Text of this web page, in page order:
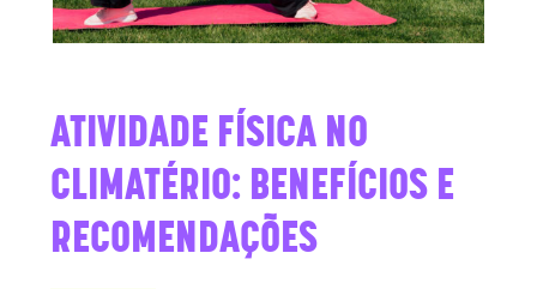
ATIVIDADE FÍSICA NO
CLIMATÉRIO: BENEFÍCIOS E
RECOMENDAÇÕES